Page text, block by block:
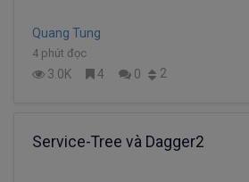
Quang Tung
4 phút đọc
3.0K 4 0 2
Service-Tree và Dagger2